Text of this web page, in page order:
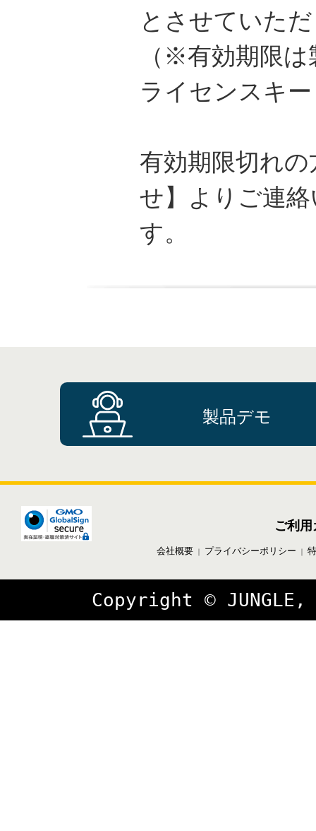
とさせていた
（※有効期限
ライセンスキ
有効期限切れの
せ】
よりご連
す。
製品デモ
ご利
会社概要｜ プライバシーポリシー ｜
Copyright ©